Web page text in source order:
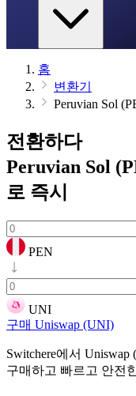
홈
변환기
Peruvian Sol
전환하다
Peruvian Sol
로 즉시
PEN
UNI
구매 Uniswap (UNI)
Switchere에서 Uniswap
구매하고 빠르고 안전